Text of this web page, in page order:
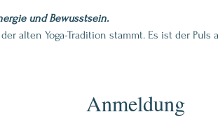
und Bewusstsein.
der alten Yoga-Tradition stammt. Es ist der
Anmeldung